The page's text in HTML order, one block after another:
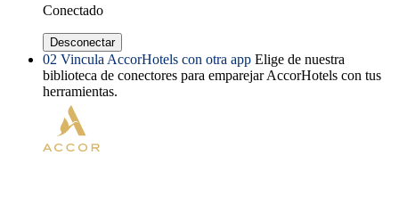
Conectado
Desconectar
02 Vincula AccorHotels con otra app Elige de nuestra
biblioteca de conectores para emparejar AccorHotels con tus
herramientas.